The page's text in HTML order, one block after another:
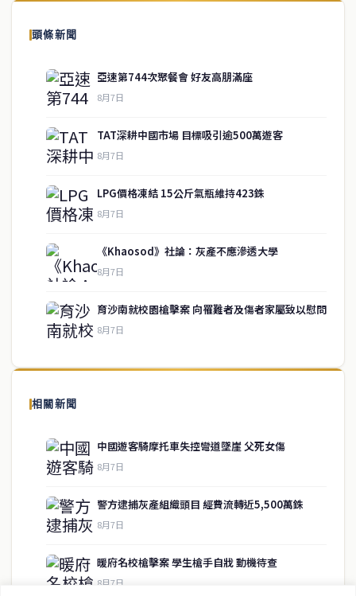
頭條新聞
亞速第744次聚餐會 好友高朋滿座
8月7日
TAT深耕中國市場 目標吸引逾500萬遊客
8月7日
LPG價格凍結 15公斤氣瓶維持423銖
8月7日
《Khaosod》社論：灰產不應滲透大學
8月7日
育沙南就校園槍擊案 向罹難者及傷者家屬致以慰問
8月7日
相關新聞
中國遊客騎摩托車失控彎道墜崖 父死女傷
8月7日
警方逮捕灰產組織頭目 經費流轉近5,500萬銖
8月7日
暖府名校槍擊案 學生槍手自戕 動機待查
8月7日
關於我們
泰國中文新聞（TCN）是一家總部設於曼谷的中文新聞媒體，致力於
供即時、客觀、多元的中文新聞內容。
房地產
service@thaichinesenews.com